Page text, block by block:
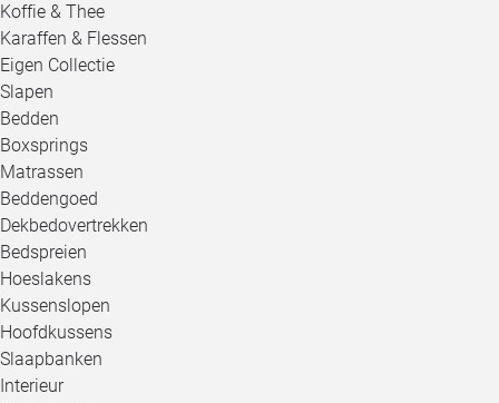
Koffie & Thee
Karaffen & Flessen
Eigen Collectie
Slapen
Bedden
Boxsprings
Matrassen
Beddengoed
Dekbedovertrekken
Bedspreien
Hoeslakens
Kussenslopen
Hoofdkussens
Slaapbanken
Interieur